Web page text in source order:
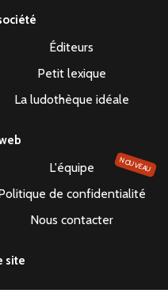
Éditeurs
Petit lexique
La ludothèque idéale
L'équipe NOUVEAU
de confidentialité
Nous contacter
site